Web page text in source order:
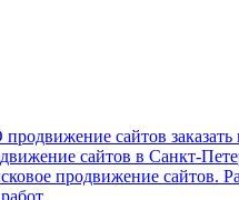
продвижение сайтов
сайтов в Санкт-
продвижение сайтов.